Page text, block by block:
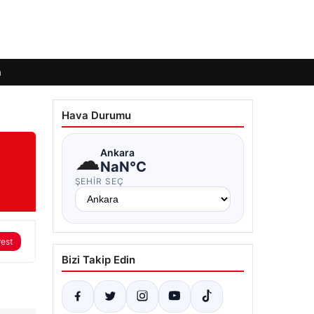
Hava Durumu
☁Ankara
NaN°C
ŞEHIR SEÇ
Bizi Takip Edin